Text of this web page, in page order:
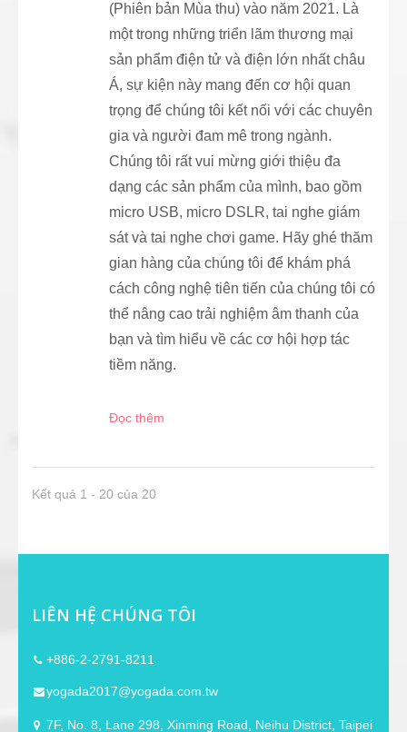
(Phiên bản Mùa thu) vào năm 2021. Là
một trong những triển lãm thương mại
sản phẩm điện tử và điện lớn nhất châu
Á, sự kiện này mang đến cơ hội quan
trọng để chúng tôi kết nối với các chuyên
gia và người đam mê trong ngành.
Chúng tôi rất vui mừng giới thiệu đa
dạng các sản phẩm của mình, bao gồm
micro USB, micro DSLR, tai nghe giám
sát và tai nghe chơi game. Hãy ghé thăm
gian hàng của chúng tôi để khám phá
cách công nghệ tiên tiến của chúng tôi có
thể nâng cao trải nghiệm âm thanh của
bạn và tìm hiểu về các cơ hội hợp tác
tiềm năng.
Đọc thêm
Kết quả 1 - 20 của 20
LIÊN HỆ CHÚNG TÔI
+886-2-2791-8211
yogada2017@yogada.com.tw
7F, No. 8, Lane 298, Xinming Road, Neihu District, Taipei